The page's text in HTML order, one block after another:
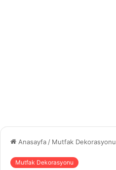
Anasayfa / Mutfak Dekorasyonu
Mutfak Dekorasyonu